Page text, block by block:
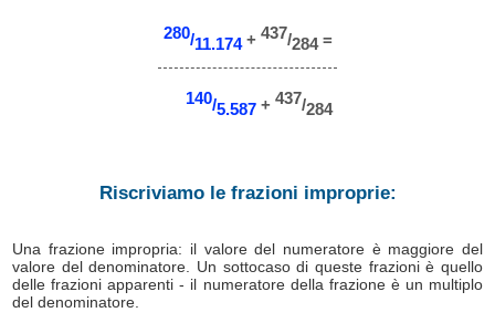
280/11.174 + 437/284 =
140/5.587+ 437/284
Riscriviamo le frazioni improprie:
Una frazione impropria: il valore del numeratore è maggiore del
valore del denominatore. Un sottocaso di queste frazioni è quello
delle frazioni apparenti - il numeratore della frazione è un multiplo
del denominatore.